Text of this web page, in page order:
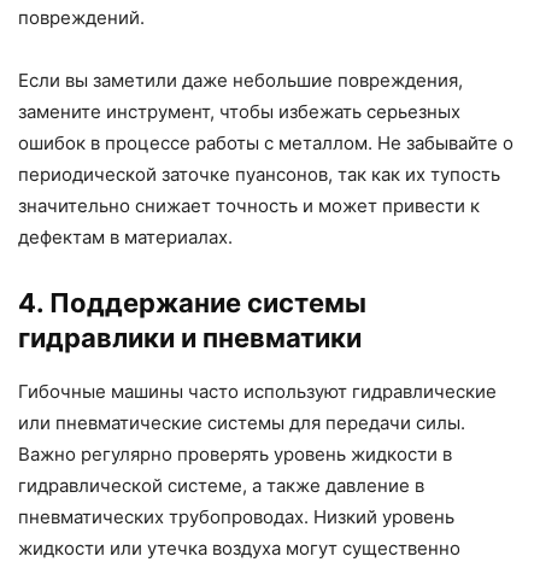
повреждений.
Если вы заметили даже небольшие повреждения,
замените инструмент, чтобы избежать серьезных
ошибок в процессе работы с металлом. Не забывайте о
периодической заточке пуансонов, так как их тупость
значительно снижает точность и может привести к
дефектам в материалах.
4. Поддержание системы
гидравлики и пневматики
Гибочные машины часто используют гидравлические
или пневматические системы для передачи силы.
Важно регулярно проверять уровень жидкости в
гидравлической системе, а также давление в
пневматических трубопроводах. Низкий уровень
жидкости или утечка воздуха могут существенно